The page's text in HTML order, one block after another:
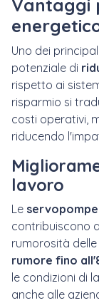
Vantaggi
Uno dei
potenziale di
rispetto ai
risparmio si
costi operativi,
riducendo
lavoro
Le servopompe
contribuiscono
rumorosità
rumore fino
le condizioni di
anche alle